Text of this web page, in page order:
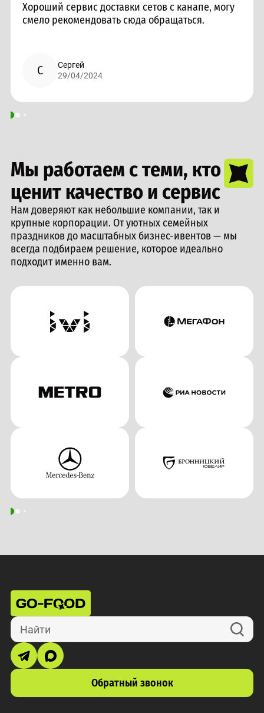
Хороший сервис доставки сетов с канапе, могу
смело рекомендовать сюда обращаться.
С
Сергей
29/04/2024
Мы работаем с теми, кто
ценит качество и сервис
Нам доверяют как небольшие компании, так и
крупные корпорации. От уютных семейных
праздников до масштабных бизнес-ивентов — мы
всегда подбираем решение, которое идеально
подходит именно вам.
Найти
Обратный звонок